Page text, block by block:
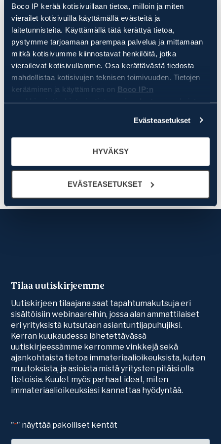
Boco IP kerää kotisivuillaan tietoa, milloin ja miten
vierailet kotisivuilla käyttämällä evästeitä ja
laitetunnisteita. Käyttämällä tätä kerättyä tietoa,
pystymme tarjoamaan parempaa palvelua ja mittamaan
mitkä kotisivumme kiinnostavat henkilöitä, jotka
vierailevat kotisivullamme. Osa kerättävästä tiedosta
mahdollistaa kotisivujen teknisen toimivuuden. Tietojen
kerääminen ja käyttäminen on Boco IP:n
yhteistyötahot keräävät ja käyttävät kaikkia evästetietoja
ja laitetunnisteita. Klikkaamalla EVÄSTEASETUKSET,
pystyt tarkemmin määrittelemään mitä tietoa Boco IP ja
myöhemmin muuttaa asetuksia ja peruuttaa antamasi
suostumukset klikkaamalla ruudun vasemmassa
alakulmassa olevaa eväste-ikonia.
Evästeasetukset
HYVÄKSY
EVÄSTEASETUKSET
Sovintosopimukset ja
rinnakkaiselosopimukset
tavaramerkkiriidoissa – mistä
Tilaa uutiskirjeemme
Uutiskirjeen tilaajana saat tapahtumakutsuja eri
sisältöisiin webinaareihin, jossa alan ammattilaiset
eri yrityksistä kutsutaan asiantuntijapuhujiksi.
Kerran kuukaudessa lähetettävässä
uutiskirjeessämme kerromme vinkkejä sekä
ajankohtaista tietoa immateriaalioikeuksista, kuten
muutoksista, ja asioista mistä yritysten pitäisi olla
tietoisia. Kuulet myös parhaat ideat, miten
immateriaalioikeuksiasi kannattaa hyödyntää.
"*" näyttää pakolliset kentät